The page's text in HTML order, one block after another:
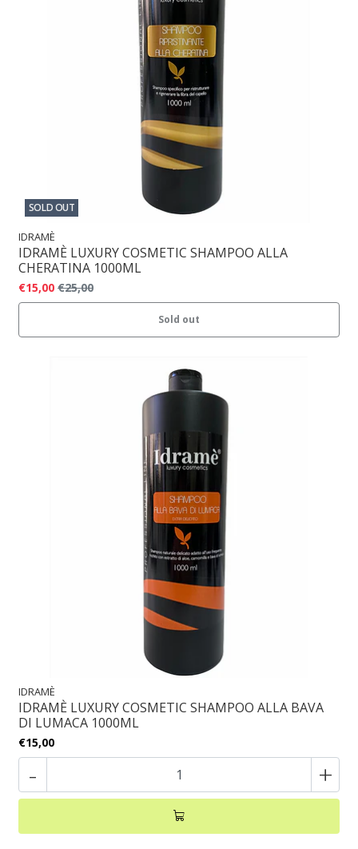
SOLD OUT
IDRAMÈ
IDRAMÈ LUXURY COSMETIC SHAMPOO ALLA
CHERATINA 1000ML
€15,00 €25,00
Sold out
IDRAMÈ
IDRAMÈ LUXURY COSMETIC SHAMPOO ALLA BAVA
DI LUMACA 1000ML
€15,00
- +